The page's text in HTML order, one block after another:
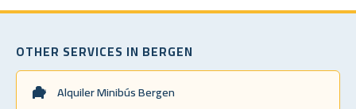
OTHER SERVICES IN BERGEN
Alquiler Minibús Bergen